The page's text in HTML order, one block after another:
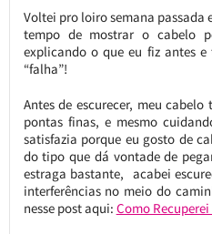
Voltei pro loiro semana passada
tempo de mostrar o cabelo
explicando o que eu fiz antes
“falha”!
Antes de escurecer, meu
pontas finas, e mesmo
satisfazia porque eu gosto de
do tipo que dá vontade de
estraga bastante, acabei
interferências no meio do
nesse post aqui: Como